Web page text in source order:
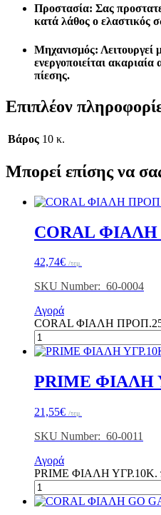
Προστασία: Σας
κατά λάθος ο ελαστικός
Μηχανισμός: Λειτουργεί
ενεργοποιείται
πίεσης.
Επιπλέον
Βάρος 10 κ.
Μπορεί επίσης να
CORAL
42,74€ /τεμ.
SKU Number: 60-0004
Αγορά
CORAL ΦΙΑΛΗ
PRIME ΦΙΑΛΗ
21,55€ /τεμ.
SKU Number: 60-0011
Αγορά
PRIME ΦΙΑΛΗ ΥΓΡ.10K.